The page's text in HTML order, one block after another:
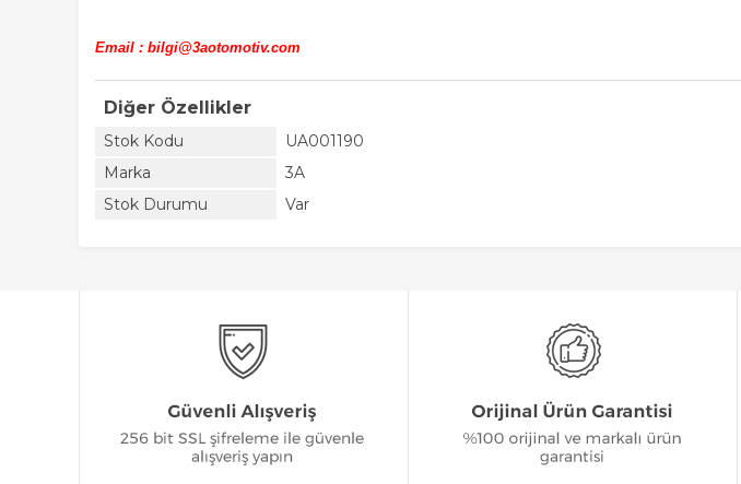
Email : bilgi@3aotomotiv.com
Diğer Özellikler
Stok Kodu
UA001190
Marka
3A
Stok Durumu
Var